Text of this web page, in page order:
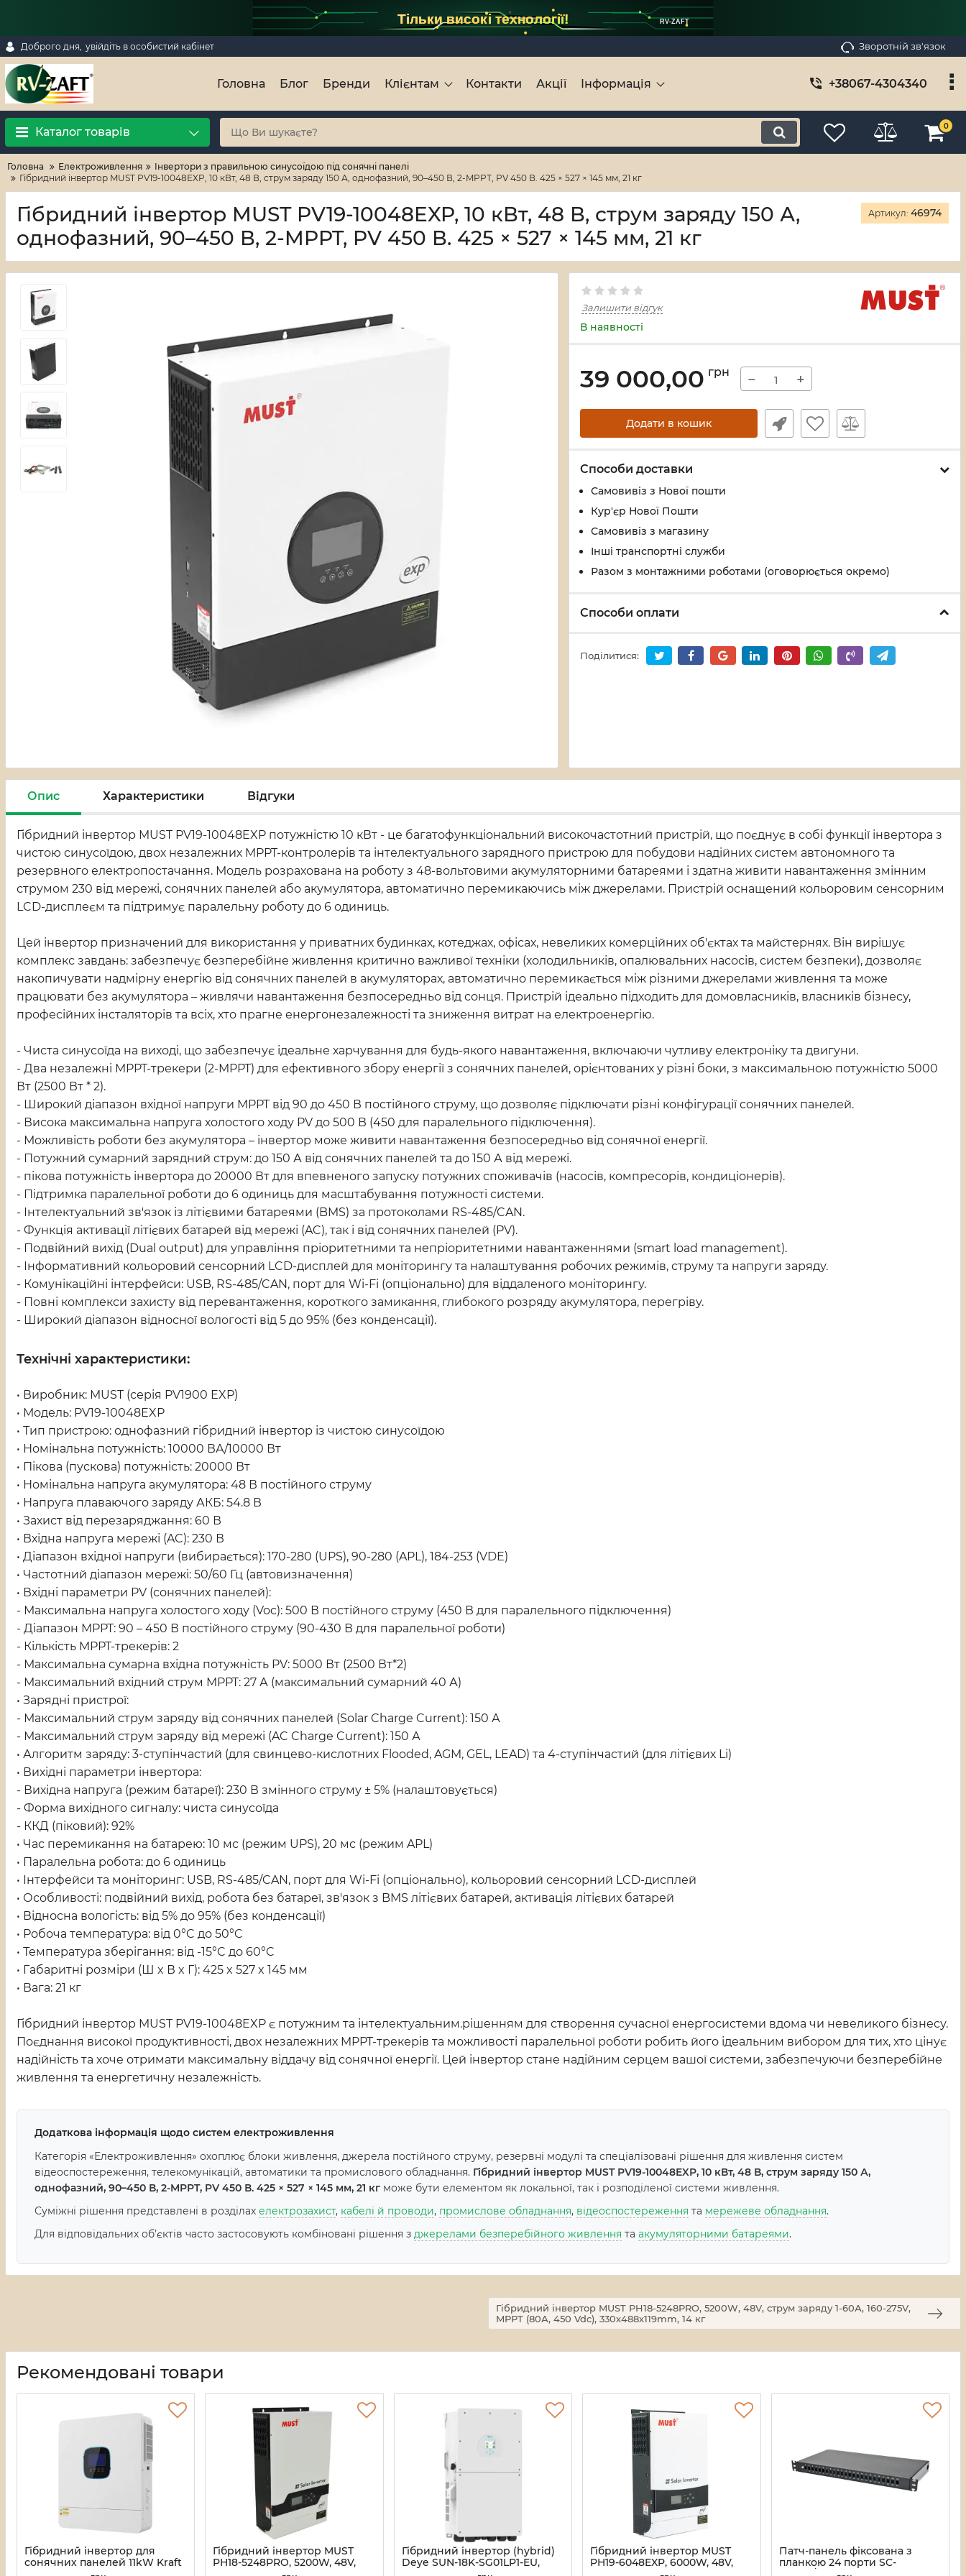
Тільки високі технології! RV-ZAFT
Доброго дня, увійдіть в особистий кабінет Зворотній зв'язок
Головна Блог Бренди Клієнтам Контакти Акції Інформація +38067-4304340
Каталог товарів 0
Головна Електроживлення
Iнвертори з правильною синусоїдою під сонячні панелі
Гібридний інвертор MUST PV19-10048EXP, 10 кВт, 48 В, струм заряду 150 А, однофазний, 90–450 В, 2-MPPT, PV 450 В. 425 × 527 × 145 мм, 21 кг
Гібридний інвертор MUST PV19-10048EXP, 10 кВт, 48 В, струм заряду 150 А,
однофазний, 90–450 В, 2-MPPT, PV 450 В. 425 × 527 × 145 мм, 21 кг
Артикул: 46974
Залишити відгук
В наявності
39 000,00 грн − +
Додати в кошик
Способи доставки
Самовивіз з Нової пошти
Кур'єр Нової Пошти
Самовивіз з магазину
Інші транспортні служби
Разом з монтажними роботами (оговорюється окремо)
Способи оплати
Поділитися:
Опис Характеристики Відгуки
Гібридний інвертор MUST PV19-10048EXP потужністю 10 кВт - це багатофункціональний високочастотний пристрій, що поєднує в собі функції інвертора з
чистою синусоїдою, двох незалежних MPPT-контролерів та інтелектуального зарядного пристрою для побудови надійних систем автономного та
резервного електропостачання. Модель розрахована на роботу з 48-вольтовими акумуляторними батареями і здатна живити навантаження змінним
струмом 230 від мережі, сонячних панелей або акумулятора, автоматично перемикаючись між джерелами. Пристрій оснащений кольоровим сенсорним
LCD-дисплеєм та підтримує паралельну роботу до 6 одиниць.
Цей інвертор призначений для використання у приватних будинках, котеджах, офісах, невеликих комерційних об'єктах та майстернях. Він вирішує
комплекс завдань: забезпечує безперебійне живлення критично важливої техніки (холодильників, опалювальних насосів, систем безпеки), дозволяє
накопичувати надмірну енергію від сонячних панелей в акумуляторах, автоматично перемикається між різними джерелами живлення та може
працювати без акумулятора – живлячи навантаження безпосередньо від сонця. Пристрій ідеально підходить для домовласників, власників бізнесу,
професійних інсталяторів та всіх, хто прагне енергонезалежності та зниження витрат на електроенергію.
- Чиста синусоїда на виході, що забезпечує ідеальне харчування для будь-якого навантаження, включаючи чутливу електроніку та двигуни.
- Два незалежні MPPT-трекери (2-MPPT) для ефективного збору енергії з сонячних панелей, орієнтованих у різні боки, з максимальною потужністю 5000
Вт (2500 Вт * 2).
- Широкий діапазон вхідної напруги MPPT від 90 до 450 В постійного струму, що дозволяє підключати різні конфігурації сонячних панелей.
- Висока максимальна напруга холостого ходу PV до 500 В (450 для паралельного підключення).
- Можливість роботи без акумулятора – інвертор може живити навантаження безпосередньо від сонячної енергії.
- Потужний сумарний зарядний струм: до 150 А від сонячних панелей та до 150 А від мережі.
- пікова потужність інвертора до 20000 Вт для впевненого запуску потужних споживачів (насосів, компресорів, кондиціонерів).
- Підтримка паралельної роботи до 6 одиниць для масштабування потужності системи.
- Інтелектуальний зв'язок із літієвими батареями (BMS) за протоколами RS-485/CAN.
- Функція активації літієвих батарей від мережі (AC), так і від сонячних панелей (PV).
- Подвійний вихід (Dual output) для управління пріоритетними та непріоритетними навантаженнями (smart load management).
- Інформативний кольоровий сенсорний LCD-дисплей для моніторингу та налаштування робочих режимів, струму та напруги заряду.
- Комунікаційні інтерфейси: USB, RS-485/CAN, порт для Wi-Fi (опціонально) для віддаленого моніторингу.
- Повні комплекси захисту від перевантаження, короткого замикання, глибокого розряду акумулятора, перегріву.
- Широкий діапазон відносної вологості від 5 до 95% (без конденсації).
Технічні характеристики:
• Виробник: MUST (серія PV1900 EXP)
• Модель: PV19-10048EXP
• Тип пристрою: однофазний гібридний інвертор із чистою синусоїдою
• Номінальна потужність: 10000 ВА/10000 Вт
• Пікова (пускова) потужність: 20000 Вт
• Номінальна напруга акумулятора: 48 В постійного струму
• Напруга плаваючого заряду АКБ: 54.8 В
• Захист від перезаряджання: 60 В
• Вхідна напруга мережі (AC): 230 В
• Діапазон вхідної напруги (вибирається): 170-280 (UPS), 90-280 (APL), 184-253 (VDE)
• Частотний діапазон мережі: 50/60 Гц (автовизначення)
• Вхідні параметри PV (сонячних панелей):
- Максимальна напруга холостого ходу (Voc): 500 В постійного струму (450 В для паралельного підключення)
- Діапазон MPPT: 90 – 450 В постійного струму (90-430 В для паралельної роботи)
- Кількість MPPT-трекерів: 2
- Максимальна сумарна вхідна потужність PV: 5000 Вт (2500 Вт*2)
- Максимальний вхідний струм MPPT: 27 А (максимальний сумарний 40 А)
• Зарядні пристрої:
- Максимальний струм заряду від сонячних панелей (Solar Charge Current): 150 А
- Максимальний струм заряду від мережі (AC Charge Current): 150 А
• Алгоритм заряду: 3-ступінчастий (для свинцево-кислотних Flooded, AGM, GEL, LEAD) та 4-ступінчастий (для літієвих Li)
• Вихідні параметри інвертора:
- Вихідна напруга (режим батареї): 230 В змінного струму ± 5% (налаштовується)
- Форма вихідного сигналу: чиста синусоїда
- ККД (піковий): 92%
• Час перемикання на батарею: 10 мс (режим UPS), 20 мс (режим APL)
• Паралельна робота: до 6 одиниць
• Інтерфейси та моніторинг: USB, RS-485/CAN, порт для Wi-Fi (опціонально), кольоровий сенсорний LCD-дисплей
• Особливості: подвійний вихід, робота без батареї, зв'язок з BMS літієвих батарей, активація літієвих батарей
• Відносна вологість: від 5% до 95% (без конденсації)
• Робоча температура: від 0°C до 50°C
• Температура зберігання: від -15°C до 60°C
• Габаритні розміри (Ш x В x Г): 425 x 527 x 145 мм
• Вага: 21 кг
Гібридний інвертор MUST PV19-10048EXP є потужним та інтелектуальним.рішенням для створення сучасної енергосистеми вдома чи невеликого бізнесу.
Поєднання високої продуктивності, двох незалежних MPPT-трекерів та можливості паралельної роботи робить його ідеальним вибором для тих, хто цінує
надійність та хоче отримати максимальну віддачу від сонячної енергії. Цей інвертор стане надійним серцем вашої системи, забезпечуючи безперебійне
живлення та енергетичну незалежність.
Додаткова інформація щодо систем електроживлення
Категорія «Електроживлення» охоплює блоки живлення, джерела постійного струму, резервні модулі та спеціалізовані рішення для живлення систем
відеоспостереження, телекомунікацій, автоматики та промислового обладнання. Гібридний інвертор MUST PV19-10048EXP, 10 кВт, 48 В, струм заряду 150 А,
однофазний, 90–450 В, 2-MPPT, PV 450 В. 425 × 527 × 145 мм, 21 кг може бути елементом як локальної, так і розподіленої системи живлення.
Суміжні рішення представлені в розділах електрозахист, кабелі й проводи, промислове обладнання, відеоспостереження та мережеве обладнання.
Для відповідальних об’єктів часто застосовують комбіновані рішення з джерелами безперебійного живлення та акумуляторними батареями.
Гібридний інвертор MUST PH18-5248PRO, 5200W, 48V, струм заряду 1-60А, 160-275V,
MPPT (80А, 450 Vdc), 330х488х119mm, 14 кг
Рекомендовані товари
Гібридний інвертор для
сонячних панелей 11kW Kraft
Гібридний інвертор MUST
PH18-5248PRO, 5200W, 48V,
Гібридний інвертор (hybrid)
Deye SUN-18K-SG01LP1-EU,
Гібридний інвертор MUST
PH19-6048EXP, 6000W, 48V,
Патч-панель фіксована з
планкою 24 порти SC-